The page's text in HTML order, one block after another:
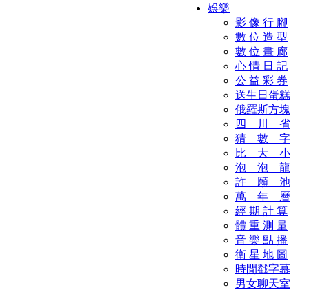
娛樂
影 像 行 腳
數 位 造 型
數 位 畫 廊
心 情 日 記
公 益 彩 券
送生日蛋糕
俄羅斯方塊
四 川 省
猜 數 字
比 大 小
泡 泡 龍
許 願 池
萬 年 曆
經 期 計 算
體 重 測 量
音 樂 點 播
衛 星 地 圖
時間戳字幕
男女聊天室